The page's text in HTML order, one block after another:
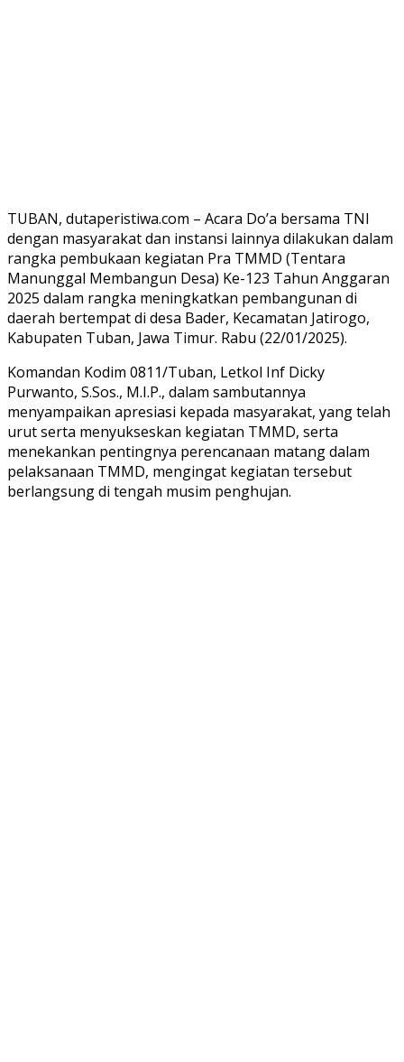
TUBAN, dutaperistiwa.com – Acara Do’a bersama TNI
dengan masyarakat dan instansi lainnya dilakukan dalam
rangka pembukaan kegiatan Pra TMMD (Tentara
Manunggal Membangun Desa) Ke-123 Tahun Anggaran
2025 dalam rangka meningkatkan pembangunan di
daerah bertempat di desa Bader, Kecamatan Jatirogo,
Kabupaten Tuban, Jawa Timur. Rabu (22/01/2025).
Komandan Kodim 0811/Tuban, Letkol Inf Dicky
Purwanto, S.Sos., M.I.P., dalam sambutannya
menyampaikan apresiasi kepada masyarakat, yang telah
urut serta menyukseskan kegiatan TMMD, serta
menekankan pentingnya perencanaan matang dalam
pelaksanaan TMMD, mengingat kegiatan tersebut
berlangsung di tengah musim penghujan.